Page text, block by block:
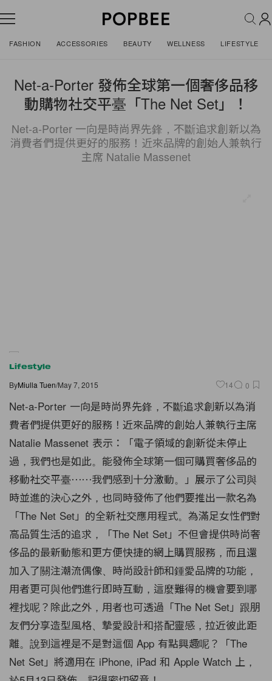
FASHION ACCESSORIES BEAUTY WELLNESS LIFESTYLE
Net-a-Porter 發佈全球第一個奢侈品移
動購物社交平臺「The Net Set」！
Net-a-Porter 一向是時尚界先鋒，不斷追求創新以為
消費者們提供更好的服務！近來品牌的創始人兼執行
主席 Natalie Massenet
Lifestyle
ByMiulla Tuen/May 7, 2015 14 0
Net-a-Porter 一向是時尚界先鋒，不斷追求創新以為消
費者們提供更好的服務！近來品牌的創始人兼執行主席
Natalie Massenet 表示：「電子領域的創新從未停止
過，我們也是如此。能發佈全球第一個可購買奢侈品的
移動社交平臺⋯⋯我們感到十分激動。」展示了公司與
時並進的決心之外，也同時發佈了他們要推出一款名為
「The Net Set」的全新社交應用程式。為滿足女性們對
高品質生活的追求，「The Net Set」不但會提供時尚奢
侈品的最新動態和更方便快捷的網上購買服務，而且還
加入了關注潮流偶像、時尚設計師和鍾愛品牌的功能，
用者更可與他們進行即時互動，這麼難得的機會要到哪
裡找呢？除此之外，用者也可透過「The Net Set」跟朋
友們分享造型風格、摯愛設計和搭配靈感，拉近彼此距
離。說到這裡是不是對這個 App 有點興趣呢？「The
Net Set」將適用在 iPhone, iPad 和 Apple Watch 上，